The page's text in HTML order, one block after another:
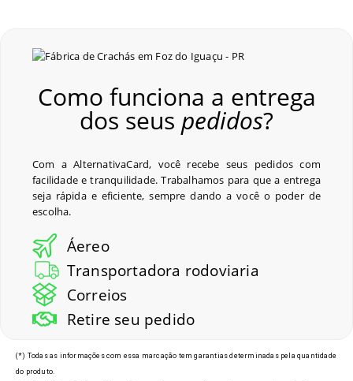
Como funciona a entrega
dos seus pedidos?
Com a AlternativaCard, você recebe seus pedidos com
facilidade e tranquilidade. Trabalhamos para que a entrega
seja rápida e eficiente, sempre dando a você o poder de
escolha.
Áereo
Transportadora rodoviaria
Correios
Retire seu pedido
(*) Todas as informações com essa marcação tem garantias determinadas pela quantidade
do produto.